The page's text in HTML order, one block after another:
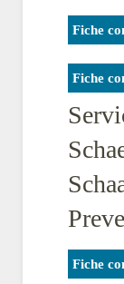
Fiche
Fiche
Fiche